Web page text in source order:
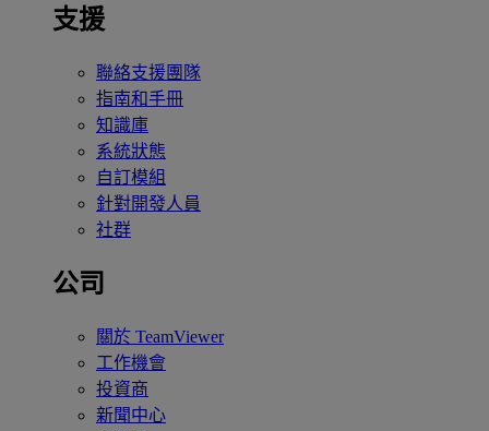
支援
聯絡支援團隊
指南和手冊
知識庫
系統狀態
自訂模組
針對開發人員
社群
公司
關於 TeamViewer
工作機會
投資商
新聞中心